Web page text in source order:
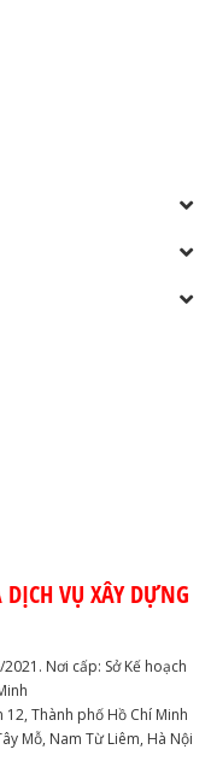
VỤ XÂY DỰNG
Nơi cấp: Sở Kế hoạch
Thành phố Hồ Chí Minh
Mỗ, Nam Từ Liêm, Hà Nội